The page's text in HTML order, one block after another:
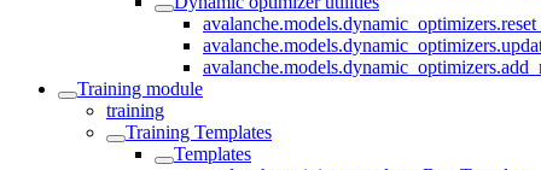
Training module
training
Training Templates
Templates